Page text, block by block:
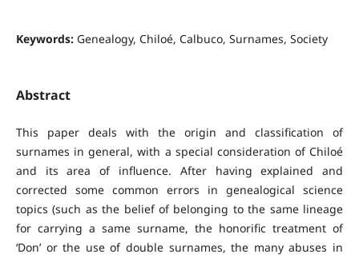
Keywords: Genealogy, Chiloé, Calbuco, Surnames, Society
Abstract
This paper deals with the origin and classification of
surnames in general, with a special consideration of Chiloé
and its area of influence. After having explained and
corrected some common errors in genealogical science
topics (such as the belief of belonging to the same lineage
for carrying a same surname, the honorific treatment of
‘Don’ or the use of double surnames, the many abuses in